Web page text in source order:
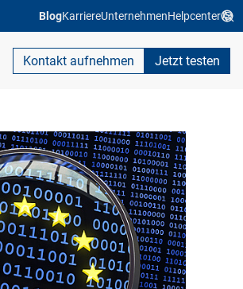
BlogKarriereUnternehmenHelpcenter
Kontakt aufnehmen Jetzt testen